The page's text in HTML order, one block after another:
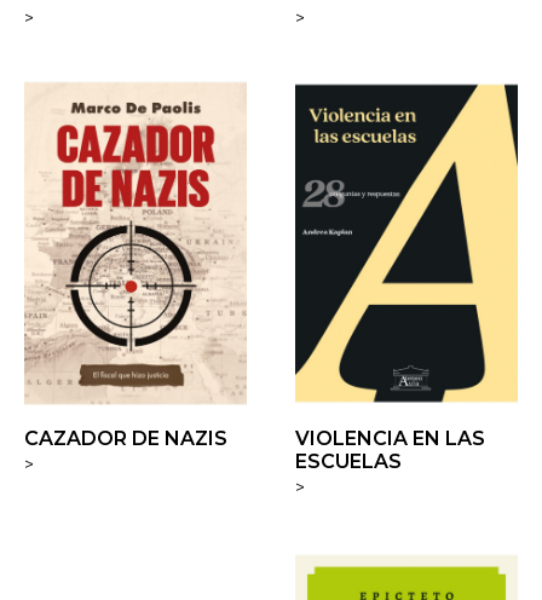
> >
CAZADOR DE NAZIS
>
VIOLENCIA EN LAS
ESCUELAS
>